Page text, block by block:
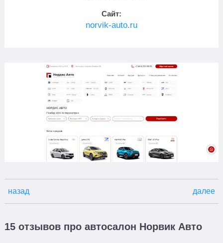
Сайт:
norvik-auto.ru
назад далее
15 отзывов про автосалон Норвик Авто